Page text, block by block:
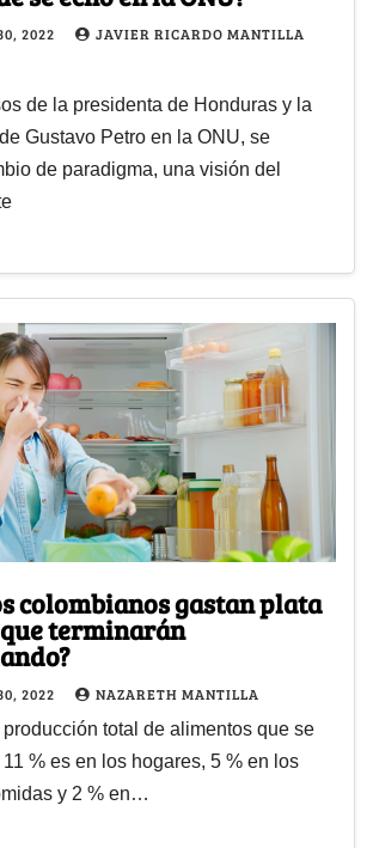
2022
JAVIER RICARDO MANTILLA
de la presidenta de Honduras y la
Gustavo Petro en la ONU, se
de paradigma, una visión del
colombianos gastan plata
terminarán
2022 NAZARETH MANTILLA
total de alimentos que se
% es en los hogares, 5 % en los
y 2 % en…